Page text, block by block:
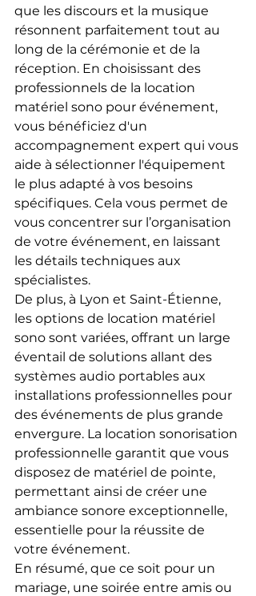
que les discours et la musique
résonnent parfaitement tout au
long de la cérémonie et de la
réception. En choisissant des
professionnels de la location
matériel sono pour événement,
vous bénéficiez d'un
accompagnement expert qui vous
aide à sélectionner l'équipement
le plus adapté à vos besoins
spécifiques. Cela vous permet de
vous concentrer sur l’organisation
de votre événement, en laissant
les détails techniques aux
spécialistes.
De plus, à Lyon et Saint-Étienne,
les options de location matériel
sono sont variées, offrant un large
éventail de solutions allant des
systèmes audio portables aux
installations professionnelles pour
des événements de plus grande
envergure. La location sonorisation
professionnelle garantit que vous
disposez de matériel de pointe,
permettant ainsi de créer une
ambiance sonore exceptionnelle,
essentielle pour la réussite de
votre événement.
En résumé, que ce soit pour un
mariage, une soirée entre amis ou